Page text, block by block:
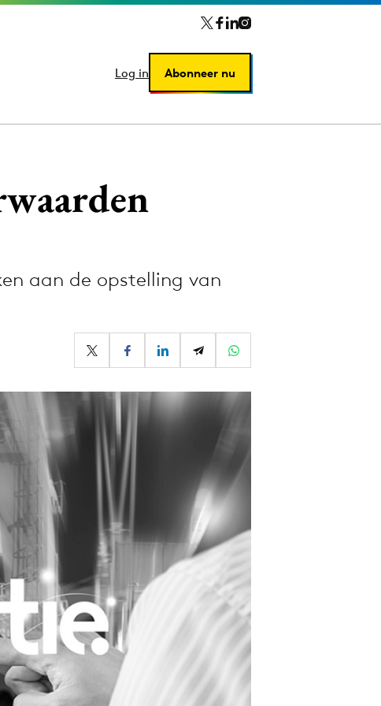
Log in Abonneer nu
Log in Abonneer nu
aan de opstelling van